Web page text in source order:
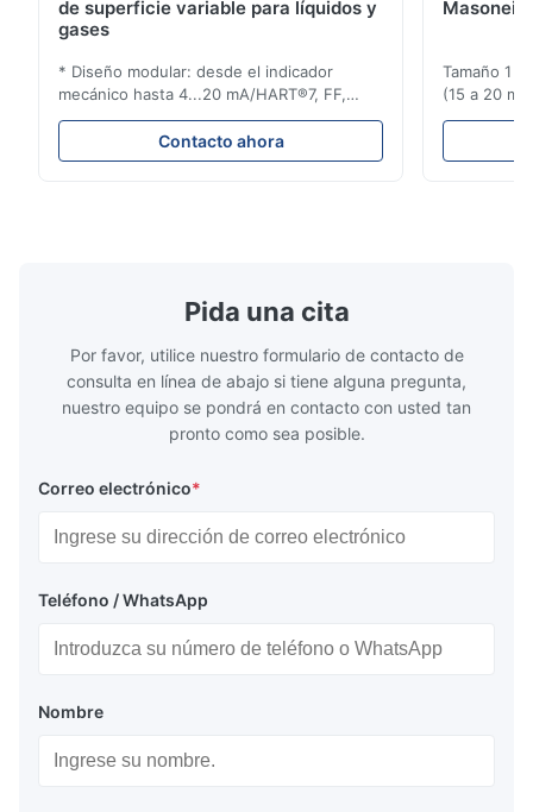
de superficie variable para líquidos y
gases
* Diseño modular: desde el indicador
mecánico hasta 4...20 mA/HART®7, FF,
Profibus-PA y totalizador * Cualquier
posición de instalación: vertical, horizontal
o en tuberías descendentes * Flange:
Contacto ahora
Tamaño 1
(15 a 20
ensayo de
Pida una cita
Por favor, utilice nuestro formulario de contacto de
consulta en línea de abajo si tiene alguna pregunta,
nuestro equipo se pondrá en contacto con usted tan
pronto como sea posible.
Correo electrónico*
Teléfono / WhatsApp
Nombre